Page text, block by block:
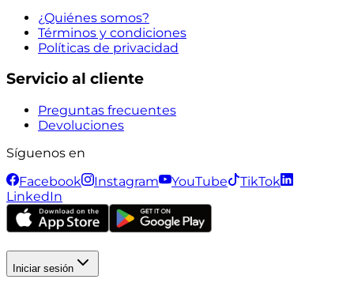
¿Quiénes somos?
Términos y condiciones
Políticas de privacidad
Servicio al cliente
Preguntas frecuentes
Devoluciones
Síguenos en
Facebook
Instagram YouTube
TikTok
LinkedIn
Iniciar sesión